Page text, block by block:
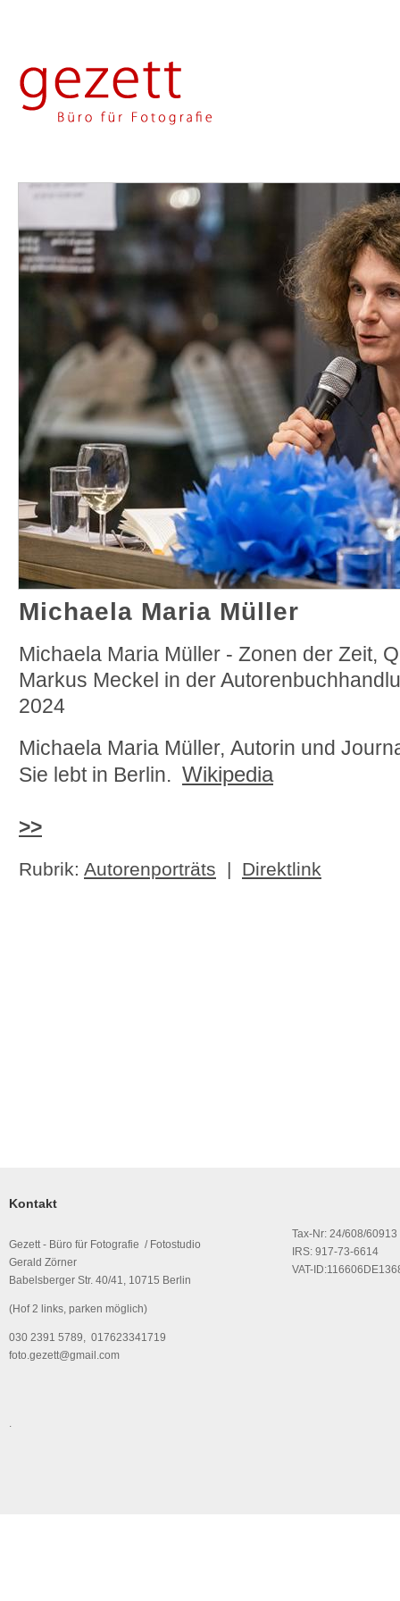
Michaela Maria Müller
Michaela Maria Müller - Zonen der Zeit,
Markus Meckel in der
2024
Michaela Maria Müller, Autorin und
Sie lebt in Berlin. Wikipedia
>>
Rubrik: Autorenporträts | Direktlink
Kontakt
Gezett - Büro für Fotografie / Fotostudio
Gerald Zörner
Babelsberger Str. 40/41, 10715 Berlin
(Hof 2 links, parken möglich)
030 2391 5789, 017623341719
foto.gezett@gmail.com
Tax-Nr: 24/608/60913
IRS: 917-73-6614
VAT-
.